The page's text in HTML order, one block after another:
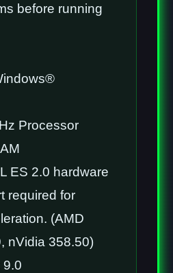
before running
Processor
ES 2.0 hardware
required for
(AMD
nVidia 358.50)
9.0